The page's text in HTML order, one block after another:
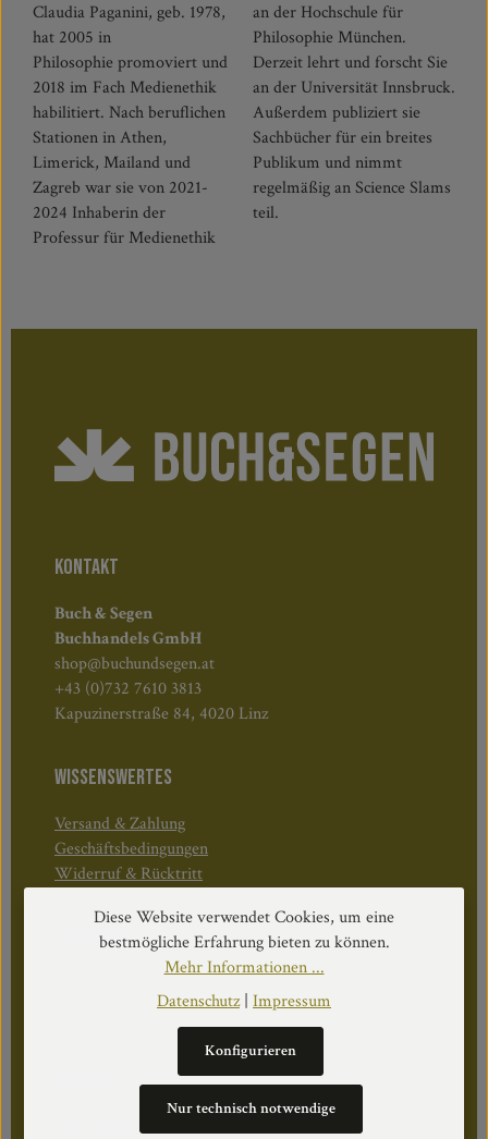
Claudia Paganini, geb. 1978,
hat 2005 in
Philosophie promoviert und
2018 im Fach Medienethik
habilitiert. Nach beruflichen
Stationen in Athen,
Limerick, Mailand und
Zagreb war sie von 2021-
2024 Inhaberin der
Professur für Medienethik
an der Hochschule für
Philosophie München.
Derzeit lehrt und forscht Sie
an der Universität Innsbruck.
Außerdem publiziert sie
Sachbücher für ein breites
Publikum und nimmt
regelmäßig an Science Slams
teil.
KONTAKT
Buch & Segen
Buchhandels GmbH
shop@buchundsegen.at
+43 (0)732 7610 3813
Kapuzinerstraße 84, 4020 Linz
WISSENSWERTES
Versand & Zahlung
Geschäftsbedingungen
Widerruf & Rücktritt
Öffnungszeiten:
Mo–Do: 08:30–17:00 Uhr
Diese Website verwendet Cookies, um eine
bestmögliche Erfahrung bieten zu können.
Mehr Informationen ...
Datenschutz| Impressum
Nur technisch notwendige
Konfigurieren